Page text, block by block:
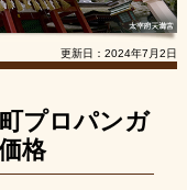
更新日： 2024年7月2日
プロパンガ
格